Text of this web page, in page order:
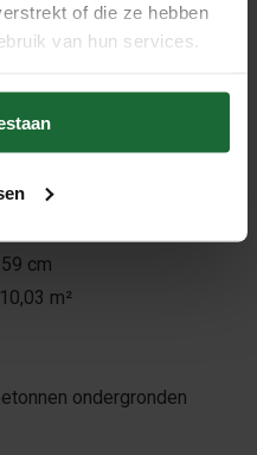
of die ze hebben
van hun services.
voor een strak
– 0,13 m² K/W
cm
m²
ondergronden